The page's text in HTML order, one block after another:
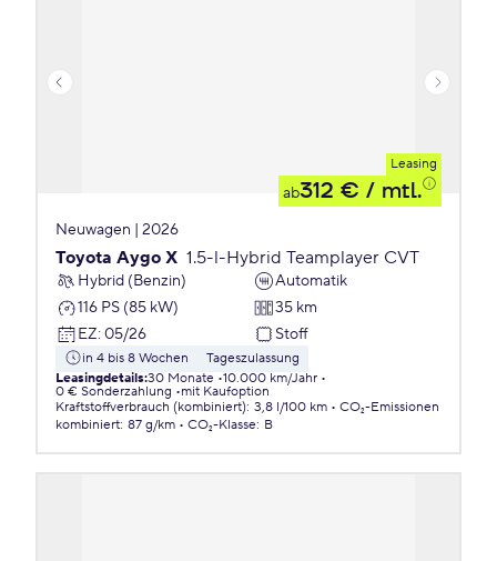
Leasing
ab312 € / mtl.
Neuwagen | 2026
Toyota Aygo X 1.5-l-Hybrid Teamplayer CVT
Hybrid (Benzin)
Automatik
116 PS (85 kW)
35 km
EZ: 05/26 Stoff
in 4 bis 8 Wochen
Tageszulassung
Leasingdetails:30 Monate 10.000 km/Jahr
0 € Sonderzahlung
mit Kaufoption
Kraftstoffverbrauch (kombiniert): 3,8 l/100 km
CO₂-Emissionen
kombiniert: 87 g/km CO₂-Klasse: B